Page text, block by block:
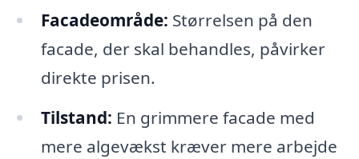
Facadeområde: Størrelsen på den
facade, der skal behandles, påvirker
direkte prisen.
Tilstand: En grimmere facade med
mere algevækst kræver mere arbejde